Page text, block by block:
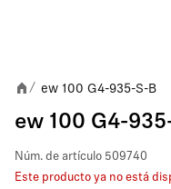
/ ew 100 G4-935-S-B
ew 100 G4-
Núm. de artículo 509740
Este producto ya no está